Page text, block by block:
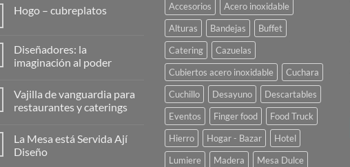
Hogo – cubreplatos
en
Hogo
–
Diseñadores: la
imaginación al poder
comentarios
Diseñadores:
al
poder
Vajilla de vanguardia para
restaurantes y caterings
comentarios
en
Vajilla
La Mesa está Servida Ají
Diseño
Accesorios
Acero inoxidable
Alturas
Bandejas
Buffet
Catering
Cazuelas
Cubiertos acero inoxidable
Cuchara
Cuchillo
Desayuno
Descartables
Eventos
Finger food
Food Truck
Hierro
Hogar - Bazar
Hotel
Lumiere
Madera
Mesa Dulce